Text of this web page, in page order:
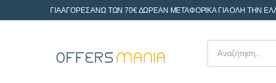
ΓΙΑ ΑΓΟΡΕΣ ΑΝΩ ΤΩΝ 70€ ΔΩΡΕΑΝ ΜΕΤΑΦΟΡΙΚΑ ΓΙΑ ΟΛΗ ΤΗΝ